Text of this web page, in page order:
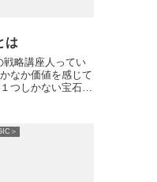
は
戦略講座人ってい
なか価値を感じて
つしかない宝石」
＞